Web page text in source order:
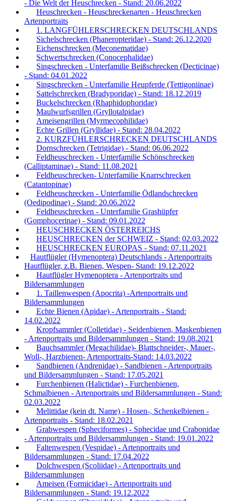
- Die Welt der Heuschrecken - Stand: 20.06.2022
Heuschrecken - Heuschreckenarten - Heuschrecken
Artenportraits
1. LANGFÜHLERSCHRECKEN DEUTSCHLANDS
Sichelschrecken (Phaneropteridae) - Stand: 26.12.2020
Eichenschrecken (Meconematidae)
Schwertschrecken (Conocephalidae)
Singschrecken - Unterfamilie Beißschrecken (Decticinae)
- Stand: 04.01.2022
Singschrecken - Unterfamilie Heupferde (Tettigoniinae)
Sattelschrecken (Bradyporidae) - Stand: 18.12.2019
Buckelschrecken (Rhaphidophoridae)
Maulwurfsgrillen (Gryllotalpidae)
Ameisengrillen (Myrmecophilidae)
Echte Grillen (Gryllidae) - Stand: 28.04.2022
2. KURZFÜHLERSCHRECKEN DEUTSCHLANDS
Dornschrecken (Tetrigidae) - Stand: 06.06.2022
Feldheuschrecken - Unterfamilie Schönschrecken
(Calliptaminae) - Stand: 11.08.2021
Feldheuschrecken- Unterfamilie Knarrschrecken
(Catantopinae)
Feldheuschrecken - Unterfamilie Ödlandschrecken
(Oedipodinae) - Stand: 20.06.2022
Feldheuschrecken - Unterfamilie Grashüpfer
(Gomphocerinae) - Stand: 09.01.2022
HEUSCHRECKEN ÖSTERREICHS
HEUSCHRECKEN der SCHWEIZ - Stand: 02.03.2022
HEUSCHRECKEN EUROPAS - Stand: 07.11.2021
Hautflügler (Hymenoptera) Deutschlands - Artenportraits
Hautflügler, z.B. Bienen, Wespen- Stand: 19.12.2022
Hautflügler Hymenoptera - Artenportraits und
Bildersammlungen
1. Taillenwespen (Apocrita) -Artenportraits und
Bildersammlungen
Echte Bienen (Apidae) - Artenportraits - Stand:
14.02.2022
Kropfsammler (Colletidae) - Seidenbienen, Maskenbienen
- Artenportraits und Bildersammlungen - Stand: 19.08.2021
Bauchsammler (Megachilidae)- Blattschneider-, Mauer-,
Woll-, Harzbienen- Artenportraits-Stand: 14.03.2022
Sandbienen (Andrenidae) - Sandbienen - Artenportraits
und Bildersammlungen - Stand: 17.05.2021
Furchenbienen (Halictidae) - Furchenbienen,
Schmalbienen - Artenportraits und Bildersammlungen - Stand:
02.03.2022
Melittidae (kein dt. Name) - Hosen-, Schenkelbienen -
Artenportraits - Stand: 18.02.2021
Grabwespen (Spheciformes) - Sphecidae und Crabonidae
- Artenportraits und Bildersammlungen - Stand: 19.01.2022
Faltenwespen (Vespidae) - Artenportraits und
Bildersammlungen - Stand: 17.04.2022
Dolchwespen (Scoliidae) - Artenportraits und
Bildersammlungen
Ameisen (Formicidae) - Artenportraits und
Bildersammlungen - Stand: 19.12.2022